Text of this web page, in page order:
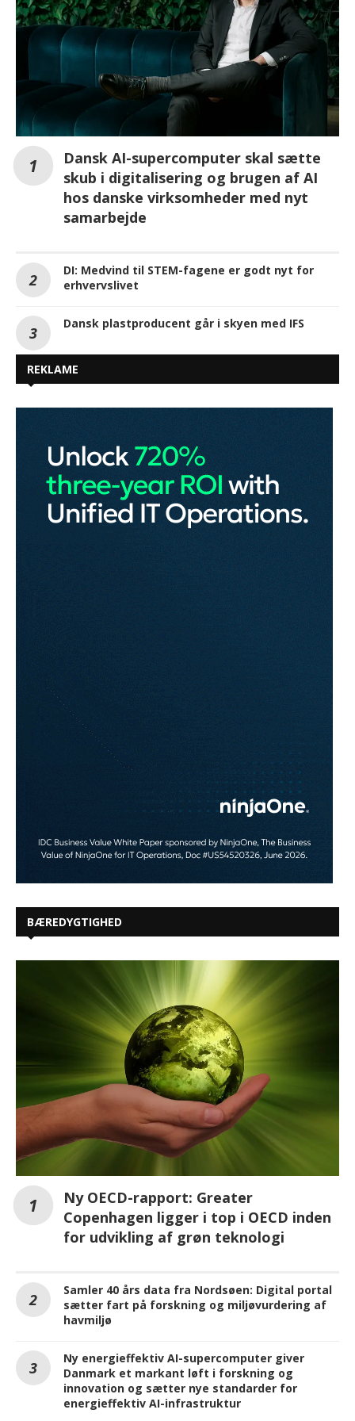
Dansk AI-supercomputer skal sætte
skub i digitalisering og brugen af AI
hos danske virksomheder med nyt
samarbejde
DI: Medvind til STEM-fagene er godt nyt for
erhvervslivet
Dansk plastproducent går i skyen med IFS
REKLAME
BÆREDYGTIGHED
Ny OECD-rapport: Greater
Copenhagen ligger i top i OECD inden
for udvikling af grøn teknologi
Samler 40 års data fra Nordsøen: Digital portal
sætter fart på forskning og miljøvurdering af
havmiljø
Ny energieffektiv AI-supercomputer giver
Danmark et markant løft i forskning og
innovation og sætter nye standarder for
energieffektiv AI-infrastruktur